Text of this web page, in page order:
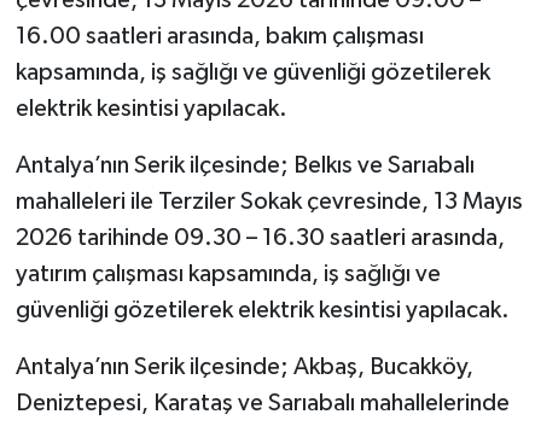
16.00 saatleri arasında, bakım çalışması
kapsamında, iş sağlığı ve güvenliği gözetilerek
elektrik kesintisi yapılacak.
Antalya’nın Serik ilçesinde; Belkıs ve Sarıabalı
mahalleleri ile Terziler Sokak çevresinde, 13 Mayıs
2026 tarihinde 09.30 – 16.30 saatleri arasında,
yatırım çalışması kapsamında, iş sağlığı ve
güvenliği gözetilerek elektrik kesintisi yapılacak.
Antalya’nın Serik ilçesinde; Akbaş, Bucakköy,
Deniztepesi, Karataş ve Sarıabalı mahallelerinde